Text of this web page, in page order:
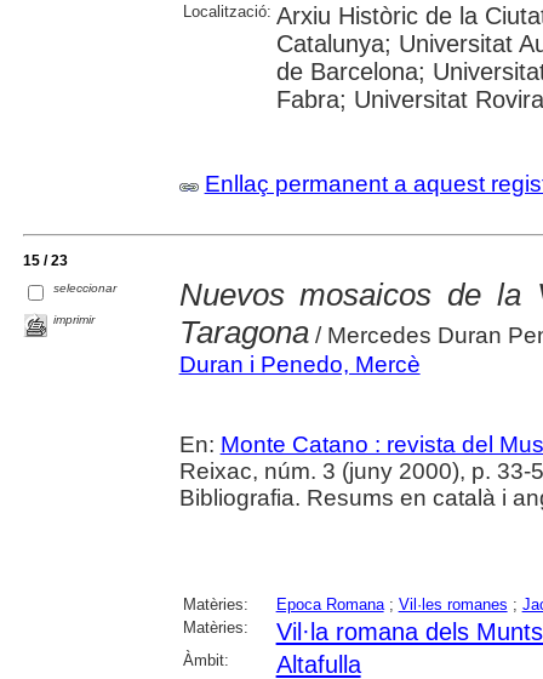
Localització: Arxiu Històric de la
Catalunya; Universitat
de Barcelona;
Fabra; Universitat
Enllaç permanent a aquest
15 / 23
seleccionar
imprimir
Nuevos mosaicos de la
Taragona/ Mercedes Duran
Duran i Penedo, Mercè
En: Monte Catano : revista del
Reixac, núm. 3 (juny 2000), p. 33-
Bibliografia. Resums en català i
Matèries: Epoca Romana; Vil·les romanes ;
Matèries:
Vil·la romana dels
Àmbit: Altafulla